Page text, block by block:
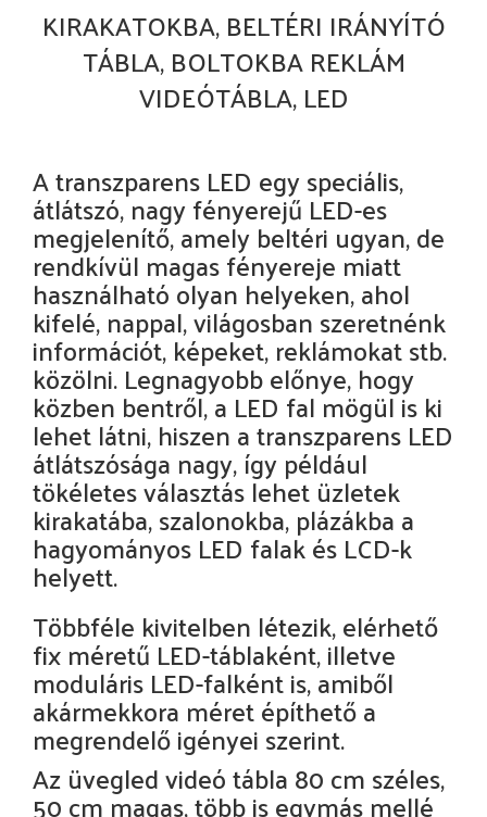
KIRAKATOKBA, BELTÉRI IRÁNYÍTÓ
TÁBLA, BOLTOKBA REKLÁM
VIDEÓTÁBLA, LED
A transzparens LED egy speciális,
átlátszó, nagy fényerejű LED-es
megjelenítő, amely beltéri ugyan, de
rendkívül magas fényereje miatt
használható olyan helyeken, ahol
kifelé, nappal, világosban szeretnénk
információt, képeket, reklámokat stb.
közölni. Legnagyobb előnye, hogy
közben bentről, a LED fal mögül is ki
lehet látni, hiszen a transzparens LED
átlátszósága nagy, így például
tökéletes választás lehet üzletek
kirakatába, szalonokba, plázákba a
hagyományos LED falak és LCD-k
helyett.
Többféle kivitelben létezik, elérhető
fix méretű LED-táblaként, illetve
moduláris LED-falként is, amiből
akármekkora méret építhető a
megrendelő igényei szerint.
Az üvegled videó tábla 80 cm széles,
50 cm magas, több is egymás mellé